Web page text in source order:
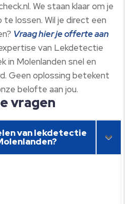
We staan klaar om je
te lossen. Wil je direct een
Vraag hier je offerte aan
van Lekdetectie
in Molenlanden snel en
Geen oplossing betekent
belofte aan jou.
vragen
van lekdetectie